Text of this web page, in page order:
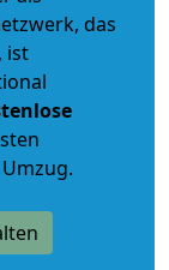
das
ist